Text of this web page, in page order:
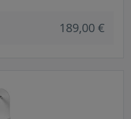
189,00 €